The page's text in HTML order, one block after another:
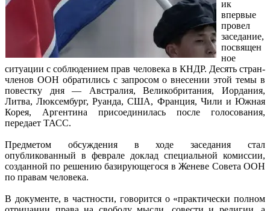
ик
впервые
провел
заседание,
посвящен
ное
ситуации с соблюдением прав человека в КНДР. Десять стран-
членов ООН обратились с запросом о внесении этой темы в
повестку дня — Австралия, Великобритания, Иордания,
Литва, Люксембург, Руанда, США, Франция, Чили и Южная
Корея, Аргентина присоединилась после голосования,
передает ТАСС.
Предметом обсуждения в ходе заседания стал
опубликованный в феврале доклад специальной комиссии,
созданной по решению базирующегося в Женеве Совета ООН
по правам человека.
В документе, в частности, говорится о «практически полном